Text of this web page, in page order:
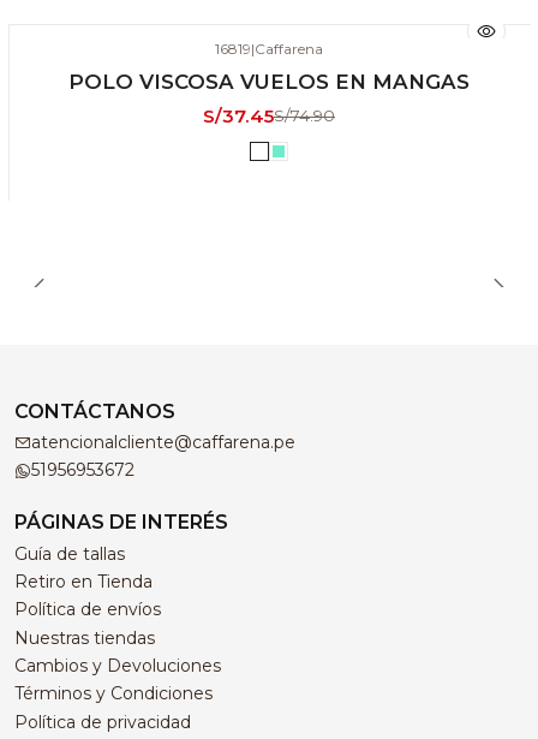
ÚLTIMAS UNIDADES
16819|Caffarena
POLO VISCOSA VUELOS EN MANGAS
S/37.45S/74.90
CONTÁCTANOS
atencionalcliente@caffarena.pe
51956953672
PÁGINAS DE INTERÉS
Guía de tallas
Retiro en Tienda
Política de envíos
Nuestras tiendas
Cambios y Devoluciones
Términos y Condiciones
Política de privacidad